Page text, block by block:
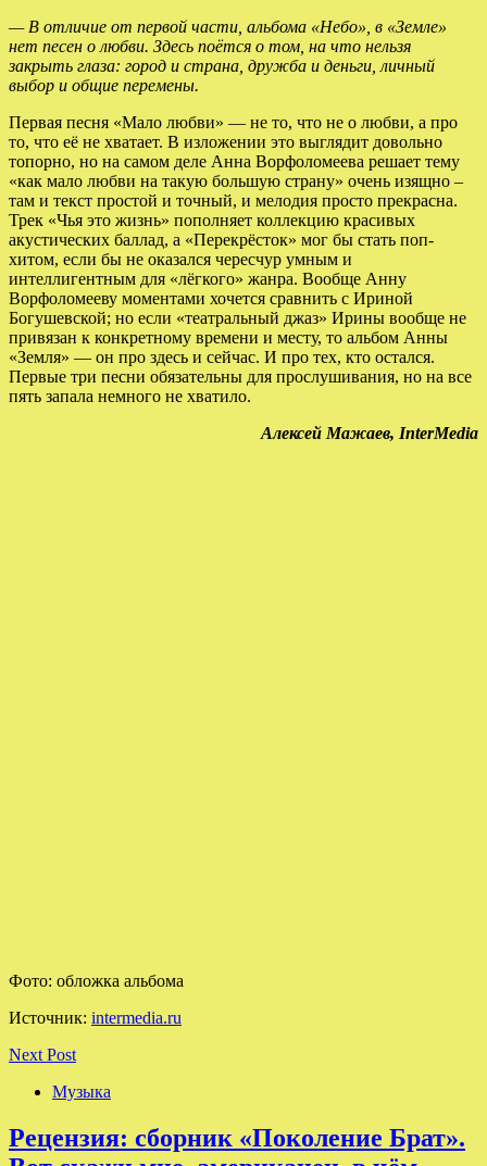
— В отличие от первой части, альбома «Небо», в «Земле»
нет песен о любви. Здесь поётся о том, на что нельзя
закрыть глаза: город и страна, дружба и деньги, личный
выбор и общие перемены.
Первая песня «Мало любви» — не то, что не о любви, а про
то, что её не хватает. В изложении это выглядит довольно
топорно, но на самом деле Анна Ворфоломеева решает тему
«как мало любви на такую большую страну» очень изящно –
там и текст простой и точный, и мелодия просто прекрасна.
Трек «Чья это жизнь» пополняет коллекцию красивых
акустических баллад, а «Перекрёсток» мог бы стать поп-
хитом, если бы не оказался чересчур умным и
интеллигентным для «лёгкого» жанра. Вообще Анну
Ворфоломееву моментами хочется сравнить с Ириной
Богушевской; но если «театральный джаз» Ирины вообще не
привязан к конкретному времени и месту, то альбом Анны
«Земля» — он про здесь и сейчас. И про тех, кто остался.
Первые три песни обязательны для прослушивания, но на все
пять запала немного не хватило.
Алексей Мажаев, InterMedia
Фото: обложка альбома
Источник: intermedia.ru
Next Post
Музыка
Рецензия: сборник «Поколение Брат».